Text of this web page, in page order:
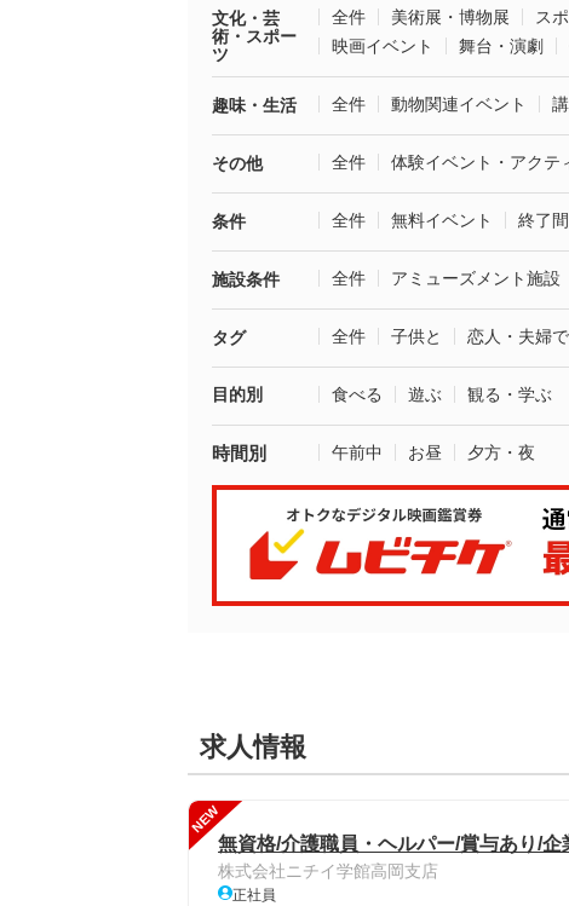
文化・芸
術・スポー
ツ
全件 美術展・博物展 ス
映画イベント
舞台・演劇
趣味・生活 全件 動物関連イベント
その他 全件 体験イベント・アクテ
条件 全件 無料イベント 終了
施設条件 全件 アミューズメント施設
タグ 全件 子供と 恋人・夫婦で
目的別 食べる 遊ぶ 観る・学ぶ
時間別 午前中 お昼 夕方・夜
求人情報
NEW
無資格/介護職員・ヘルパー/賞与あり/企
株式会社ニチイ学館高岡支店
正社員